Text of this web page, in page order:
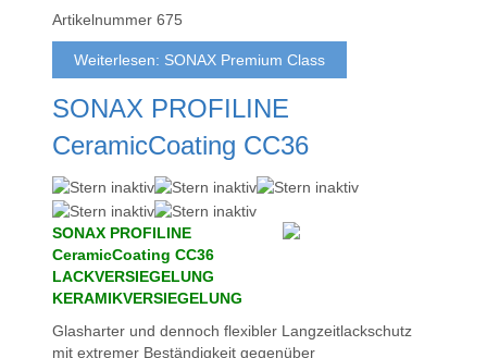
Artikelnummer 675
Weiterlesen: SONAX Premium Class
SONAX PROFILINE
CeramicCoating CC36
SONAX PROFILINE
CeramicCoating CC36
LACKVERSIEGELUNG
KERAMIKVERSIEGELUNG
Glasharter und dennoch flexibler Langzeitlackschutz
mit extremer Beständigkeit gegenüber